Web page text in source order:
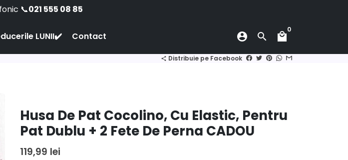
📞021 555 08 85
LUNII✔️ Contact account_circle search local_mall
0
share Distribuie pe Facebook
Husa De Pat Cocolino, Cu Elastic, Pentru
Pat Dublu + 2 Fete De Perna CADOU
119,99 lei